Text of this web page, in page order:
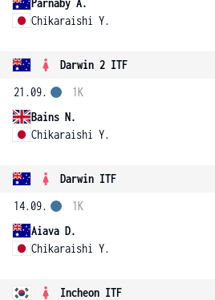
Chikaraishi Y.
Darwin 2 ITF
21.09.
Bains N.
Chikaraishi Y.
1K
Darwin ITF
14.09.
Aiava D.
Chikaraishi Y.
1K
Incheon ITF